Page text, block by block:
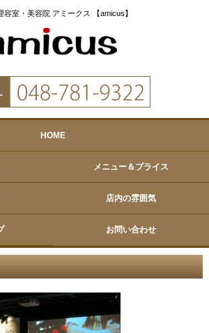
容室・美容院 アミークス 【amicus】
HOME
メニュー＆プライス
店内の雰囲気
お問い合わせ